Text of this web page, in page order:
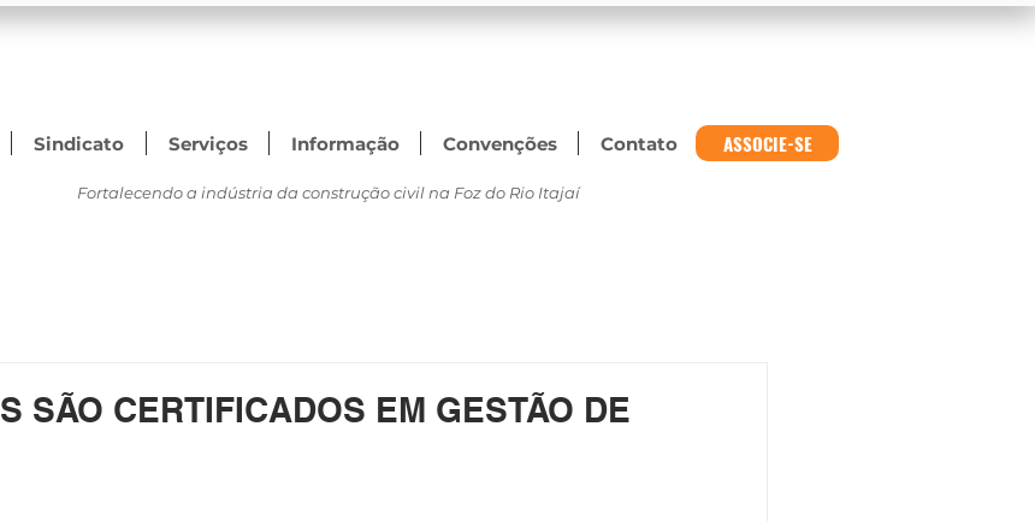
Sindicato Serviços Informação Convenções Contato ASSOCIE-SE
Fortalecendo a indústria da construção civil na Foz do Rio Itajaí
SÃO CERTIFICADOS EM GESTÃO DE